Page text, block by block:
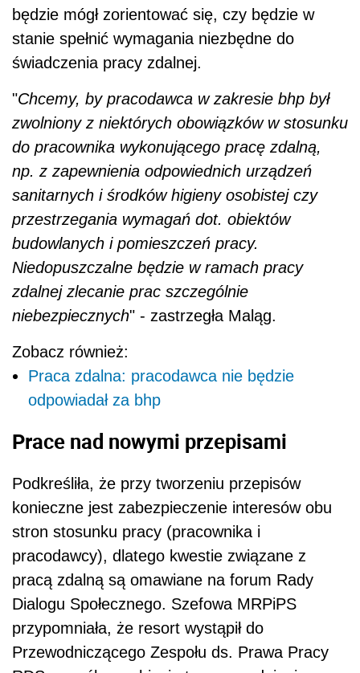
będzie mógł zorientować się, czy będzie w
stanie spełnić wymagania niezbędne do
świadczenia pracy zdalnej.
"Chcemy, by pracodawca w zakresie bhp był
zwolniony z niektórych obowiązków w stosunku
do pracownika wykonującego pracę zdalną,
np. z zapewnienia odpowiednich urządzeń
sanitarnych i środków higieny osobistej czy
przestrzegania wymagań dot. obiektów
budowlanych i pomieszczeń pracy.
Niedopuszczalne będzie w ramach pracy
zdalnej zlecanie prac szczególnie
niebezpiecznych" - zastrzegła Maląg.
Zobacz również:
Praca zdalna: pracodawca nie będzie
odpowiadał za bhp
Prace nad nowymi przepisami
Podkreśliła, że przy tworzeniu przepisów
konieczne jest zabezpieczenie interesów obu
stron stosunku pracy (pracownika i
pracodawcy), dlatego kwestie związane z
pracą zdalną są omawiane na forum Rady
Dialogu Społecznego. Szefowa MRPiPS
przypomniała, że resort wystąpił do
Przewodniczącego Zespołu ds. Prawa Pracy